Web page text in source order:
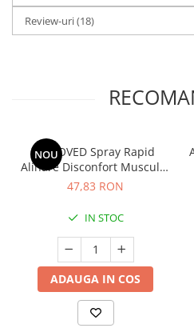
Review-uri(18)
NOU
ALGOVED Spray Rapid
Alinare Disconfort Muscular
și Articular cu Turmeric și
47,83 RON
IN STOC
ADAUGA IN COS